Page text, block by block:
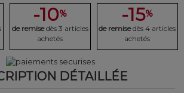
-10%
de remise dès 3 articles
achetés
-15%
de remise dès 4 articles
achetés
DÉTAILLÉE